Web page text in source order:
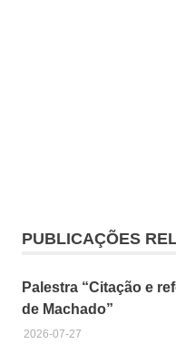
Aquecimento
Costa
Atlântica
Erosão
PUBLICAÇÕES
Palestra “Citação e
de Machado”
2026-07-27